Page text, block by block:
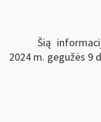
Šią
2024 m. gegužės 9